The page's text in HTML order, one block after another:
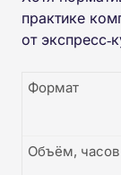
практике
от
Формат
Объём, часов